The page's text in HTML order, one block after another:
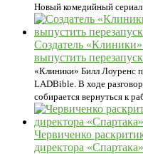
Новый комедийный
Создатель
выпустить
«Клиники» Билл Лоуренс
LADBible. В ходе
собирается вернуться к
Червиченко
директора